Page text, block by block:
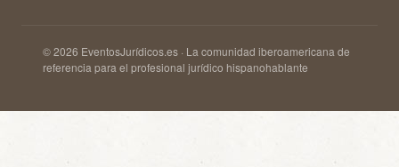
© 2026 EventosJurídicos.es · La comunidad iberoamericana de
referencia para el profesional jurídico hispanohablante